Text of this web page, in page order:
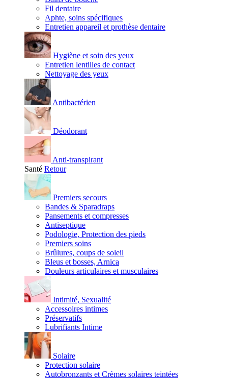
Fil dentaire
Aphte, soins spécifiques
Entretien appareil et prothèse dentaire
Hygiène et soin des yeux
Entretien lentilles de contact
Nettoyage des yeux
Antibactérien
Déodorant
Anti-transpirant
Santé Retour
Premiers secours
Bandes & Sparadraps
Pansements et compresses
Antiseptique
Podologie, Protection des pieds
Premiers soins
Brûlures, coups de soleil
Bleus et bosses, Arnica
Douleurs articulaires et musculaires
Intimité, Sexualité
Accessoires intimes
Préservatifs
Lubrifiants Intime
Solaire
Protection solaire
Autobronzants et Crèmes solaires teintées